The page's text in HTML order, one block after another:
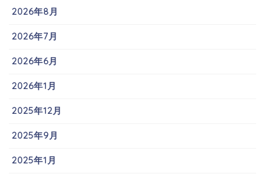
2026年8月
2026年7月
2026年6月
2026年1月
2025年12月
2025年9月
2025年1月